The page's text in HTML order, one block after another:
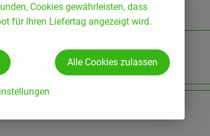
Cookies gewährleisten, dass
für Ihren Liefertag angezeigt wird.
Alle Cookies zulassen